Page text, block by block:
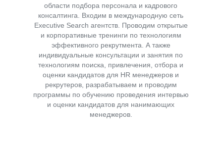
области подбора персонала и кадрового
консалтинга. Входим в международную сеть
Executive Search агентств. Проводим открытые
и корпоративные тренинги по технологиям
эффективного рекрутмента. А также
индивидуальные консультации и занятия по
технологиям поиска, привлечения, отбора и
оценки кандидатов для HR менеджеров и
рекрутеров, разрабатываем и проводим
программы по обучению проведения интервью
и оценки кандидатов для нанимающих
менеджеров.